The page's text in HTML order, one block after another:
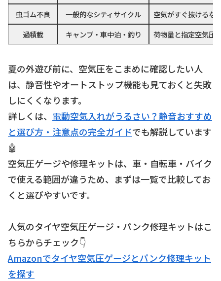
虫ゴム不良
一般的なシティサイクル
空気がすぐ抜けるな
過積載
キャンプ・車中泊・釣り 荷物量と指定空気圧
夏の外遊び前に、空気圧をこまめに確認したい人
は、静音性やオートストップ機能も見ておくと失敗
しにくくなります。
詳しくは、 電動空気入れがうるさい？静音おすすめ
と選び方・注意点の完全ガイドでも解説しています
🤖
空気圧ゲージや修理キットは、車・自転車・バイク
で使える範囲が違うため、まずは一覧で比較してお
くと選びやすいです。
人気のタイヤ空気圧ゲージ・パンク修理キットはこ
ちらからチェック👇
Amazonでタイヤ空気圧ゲージとパンク修理キット
を探す